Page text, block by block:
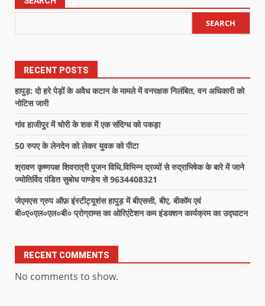
SEARCH
RECENT POSTS
हापुड़: दो हरे पेड़ों के अवैध कटान के मामले में वनरक्षक निलंबित, वन अधिकारी को
नोटिस जारी
गांव हाजीपुर में चोरी के शक में एक संदिग्ध को पकड़ा
50 रुपए के लेनदेन को लेकर युवक को पीटा
श्रावण कृष्णपक्ष शिवरात्री पूजन विधि,विभिन्न द्रव्यों से रुद्राभिषेक के बारे में जाने
ज्योतिर्विद पंडित सुबोध पाण्डेय से 9634408321
जेएमएस ग्रुप ऑफ़ इंस्टीट्यूशंस हापुड़ में बीएससी, बीए, बीकॉम एवं
बी०ए०एल०एल०बी० प्रोग्राम्स का ओरिएंटेशन कम इंडक्शन कार्यक्रम का उद्घाटन
RECENT COMMENTS
No comments to show.